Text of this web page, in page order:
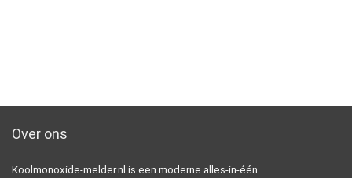
Over ons
Koolmonoxide-melder.nl is een moderne alles-in-één